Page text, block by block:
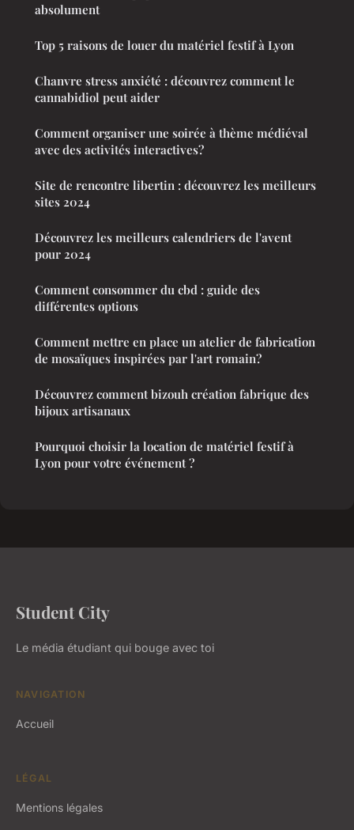
absolument
Top 5 raisons de louer du matériel festif à Lyon
Chanvre stress anxiété : découvrez comment le
cannabidiol peut aider
Comment organiser une soirée à thème médiéval
avec des activités interactives?
Site de rencontre libertin : découvrez les meilleurs
sites 2024
Découvrez les meilleurs calendriers de l'avent
pour 2024
Comment consommer du cbd : guide des
différentes options
Comment mettre en place un atelier de fabrication
de mosaïques inspirées par l'art romain?
Découvrez comment bizouh création fabrique des
bijoux artisanaux
Pourquoi choisir la location de matériel festif à
Lyon pour votre événement ?
Student City
Le média étudiant qui bouge avec toi
NAVIGATION
Accueil
LÉGAL
Mentions légales